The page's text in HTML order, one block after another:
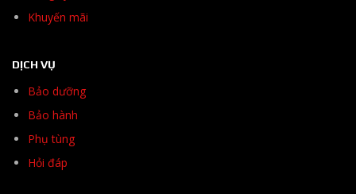
Khuyến mãi
DỊCH VỤ
Bảo dưỡng
Bảo hành
Phụ tùng
Hỏi đáp